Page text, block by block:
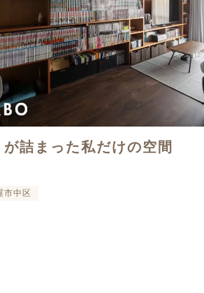
が詰まった私だけの空間
市中区